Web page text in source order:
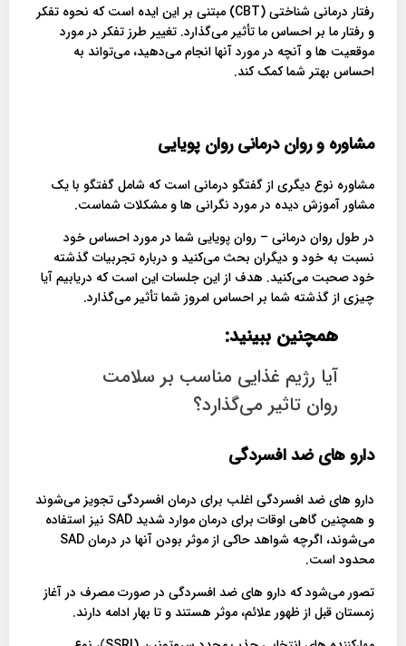
رفتار درمانی شناختی (CBT) مبتنی بر این ایده است که نحوه تفکر
و رفتار ما بر احساس ما تأثیر می‌گذارد. تغییر طرز تفکر در مورد
موقعیت ها و آنچه در مورد آنها انجام می‌دهید، می‌تواند به
احساس بهتر شما کمک کند.
مشاوره و روان درمانی روان پویایی
مشاوره نوع دیگری از گفتگو درمانی است که شامل گفتگو با یک
مشاور آموزش دیده در مورد نگرانی ها و مشکلات شماست.
در طول روان درمانی – روان پویایی شما در مورد احساس خود
نسبت به خود و دیگران بحث می‌کنید و درباره تجربیات گذشته
خود صحبت می‌کنید. هدف از این جلسات این است که دریابیم آیا
چیزی از گذشته شما بر احساس امروز شما تأثیر می‌گذارد.
همچنین ببینید:
آیا رژیم غذایی مناسب بر سلامت
روان تاثیر می‌گذارد؟
دارو های ضد افسردگی
دارو های ضد افسردگی اغلب برای درمان افسردگی تجویز می‌شوند
و همچنین گاهی اوقات برای درمان موارد شدید SAD نیز استفاده
می‌شوند، اگرچه شواهد حاکی از موثر بودن آنها در درمان SAD
محدود است.
تصور می‌شود که دارو های ضد افسردگی در صورت مصرف در آغاز
زمستان قبل از ظهور علائم، موثر هستند و تا بهار ادامه دارند.